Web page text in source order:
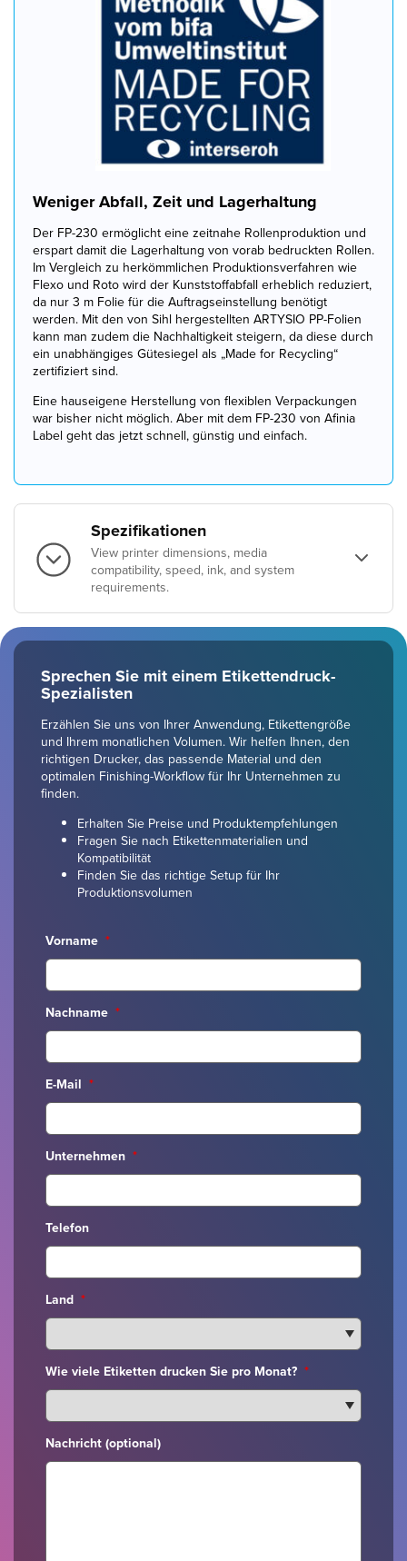
Weniger Abfall, Zeit und Lagerhaltung
Der FP-230 ermöglicht eine zeitnahe Rollenproduktion und
erspart damit die Lagerhaltung von vorab bedruckten Rollen.
Im Vergleich zu herkömmlichen Produktionsverfahren wie
Flexo und Roto wird der Kunststoffabfall erheblich reduziert,
da nur 3 m Folie für die Auftragseinstellung benötigt
werden. Mit den von Sihl hergestellten ARTYSIO PP-Folien
kann man zudem die Nachhaltigkeit steigern, da diese durch
ein unabhängiges Gütesiegel als „Made for Recycling“
zertifiziert sind.
Eine hauseigene Herstellung von flexiblen Verpackungen
war bisher nicht möglich. Aber mit dem FP-230 von Afinia
Label geht das jetzt schnell, günstig und einfach.
Spezifikationen
View printer dimensions, media
compatibility, speed, ink, and system
requirements.
Sprechen Sie mit einem Etikettendruck-
Spezialisten
Erzählen Sie uns von Ihrer Anwendung, Etikettengröße
und Ihrem monatlichen Volumen. Wir helfen Ihnen, den
richtigen Drucker, das passende Material und den
optimalen Finishing-Workflow für Ihr Unternehmen zu
finden.
Erhalten Sie Preise und Produktempfehlungen
Fragen Sie nach Etikettenmaterialien und
Kompatibilität
Finden Sie das richtige Setup für Ihr
Produktionsvolumen
Vorname *
Nachname *
E-Mail *
Unternehmen *
Telefon
Land *
Wie viele Etiketten drucken Sie pro Monat? *
Nachricht (optional)